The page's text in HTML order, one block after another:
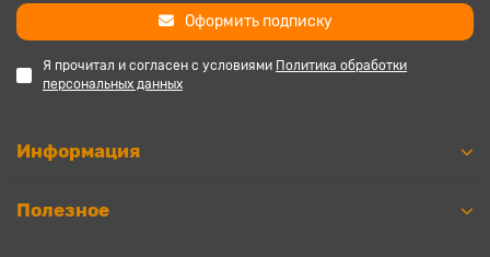
Оформить подписку
Я прочитал и согласен с условиями Политика обработки
персональных данных
Информация
Полезное